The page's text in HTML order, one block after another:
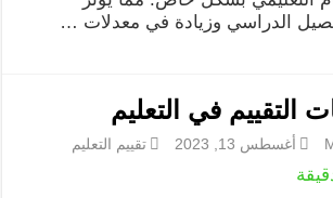
الدراسي وزيادة في معدلات …
التقييم في التعليم
أغسطس 13, 2023 تقييم التعليم